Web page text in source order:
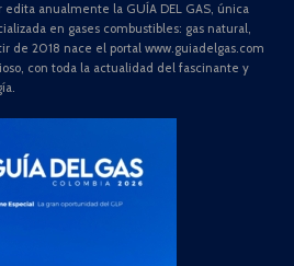
edita anualmente la GUÍA DEL GAS, única
en gases combustibles: gas natural,
de 2018 nace el portal www.guiadelgas.com
con toda la actualidad del fascinante y